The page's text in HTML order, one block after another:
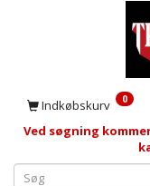
Indkøbskurv 0
Ved søgning